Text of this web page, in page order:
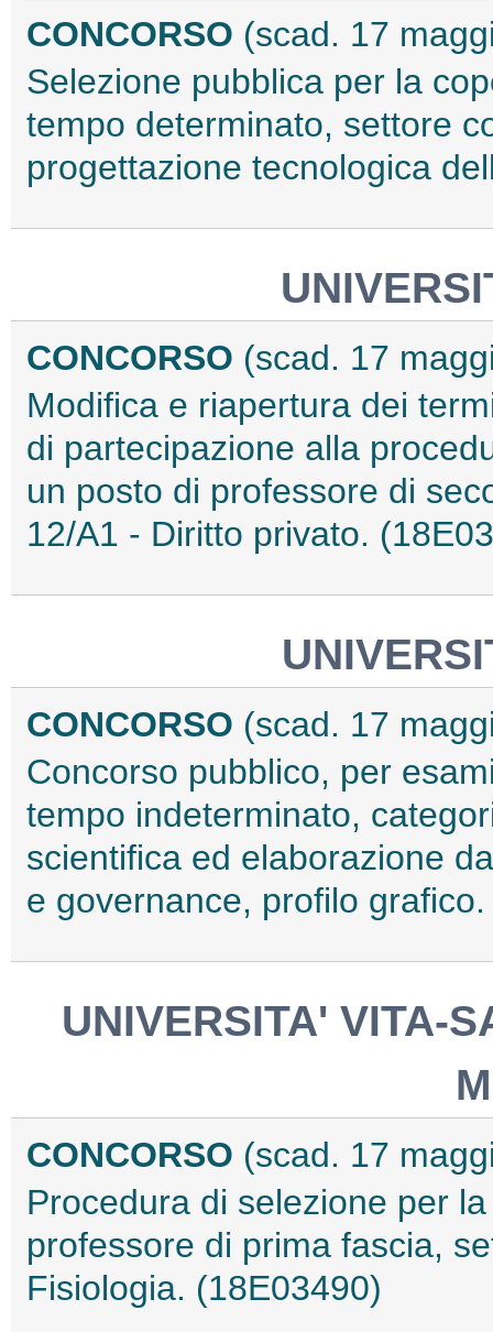
CONCORSO (scad. 17
Selezione pubblica per la
tempo determinato, settore
progettazione tecnologica
CONCORSO (scad. 17
Modifica e riapertura dei
di partecipazione alla
un posto di professore di
12/A1 - Diritto privato.
CONCORSO (scad. 17
Concorso pubblico, per
tempo indeterminato,
scientifica ed elaborazione
e governance, profilo
UNIVERSITA' VITA-
CONCORSO (scad. 17
Procedura di selezione per
professore di prima fascia,
Fisiologia. (18E03490)